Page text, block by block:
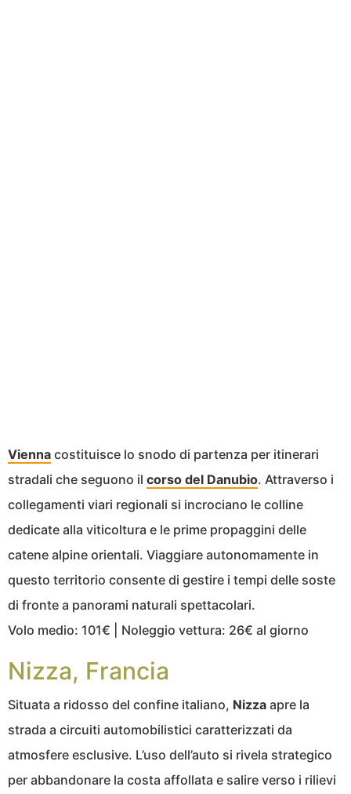
Vienna costituisce lo snodo di partenza per itinerari
stradali che seguono il corso del Danubio. Attraverso i
collegamenti viari regionali si incrociano le colline
dedicate alla viticoltura e le prime propaggini delle
catene alpine orientali. Viaggiare autonomamente in
questo territorio consente di gestire i tempi delle soste
di fronte a panorami naturali spettacolari.
Volo medio: 101€ | Noleggio vettura: 26€ al giorno
Nizza, Francia
Situata a ridosso del confine italiano, Nizza apre la
strada a circuiti automobilistici caratterizzati da
atmosfere esclusive. L’uso dell’auto si rivela strategico
per abbandonare la costa affollata e salire verso i rilievi